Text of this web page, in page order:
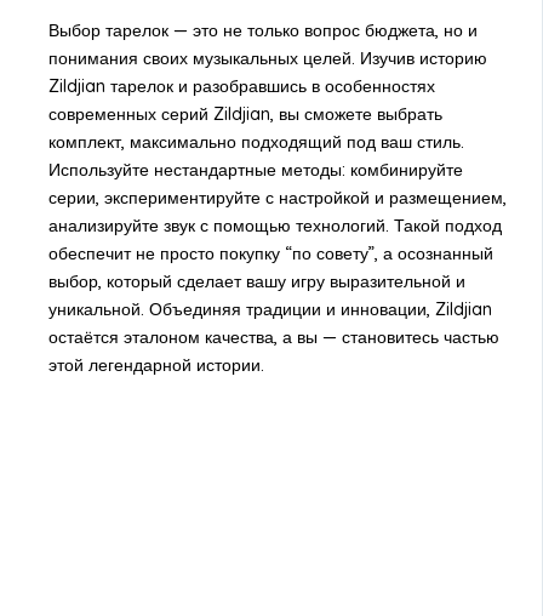
Выбор тарелок — это не только вопрос бюджета, но и
понимания своих музыкальных целей. Изучив историю
Zildjian тарелок и разобравшись в особенностях
современных серий Zildjian, вы сможете выбрать
комплект, максимально подходящий под ваш стиль.
Используйте нестандартные методы: комбинируйте
серии, экспериментируйте с настройкой и размещением,
анализируйте звук с помощью технологий. Такой подход
обеспечит не просто покупку “по совету”, а осознанный
выбор, который сделает вашу игру выразительной и
уникальной. Объединяя традиции и инновации, Zildjian
остаётся эталоном качества, а вы — становитесь частью
этой легендарной истории.